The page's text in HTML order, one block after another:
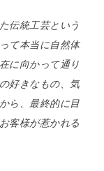
伝統工芸という
て本当に自然体
に向かって通り
好きなもの、気
ら、最終的に目
客様が惹かれる